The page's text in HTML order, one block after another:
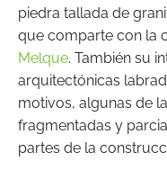
piedra tallada de
que comparte con la
Melque. También su
arquitectónicas
motivos, algunas de
fragmentadas y
partes de la